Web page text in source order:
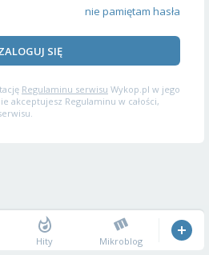
nie pamiętam hasła
SIĘ
Regulaminu serwisu Wykop.pl w jego
akceptujesz Regulaminu w całości,
Hity Mikroblog